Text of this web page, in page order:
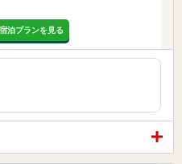
泊プランを見る